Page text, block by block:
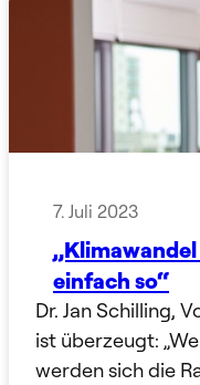
7. Juli 2023
einfach so“
Dr. Jan Schilling,
ist überzeugt:
werden sich die